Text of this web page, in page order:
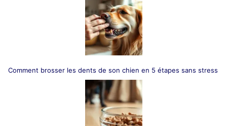
Comment brosser les dents de son chien en 5 étapes sans stress